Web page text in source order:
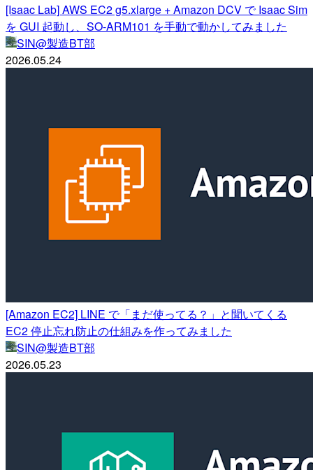
[Isaac Lab] AWS EC2 g5.xlarge + Amazon DCV で Isaac Sim
を GUI 起動し、SO-ARM101 を手動で動かしてみました
SIN@製造BT部
2026.05.24
[Amazon EC2] LINE で「まだ使ってる？」と聞いてくる
EC2 停止忘れ防止の仕組みを作ってみました
SIN@製造BT部
2026.05.23